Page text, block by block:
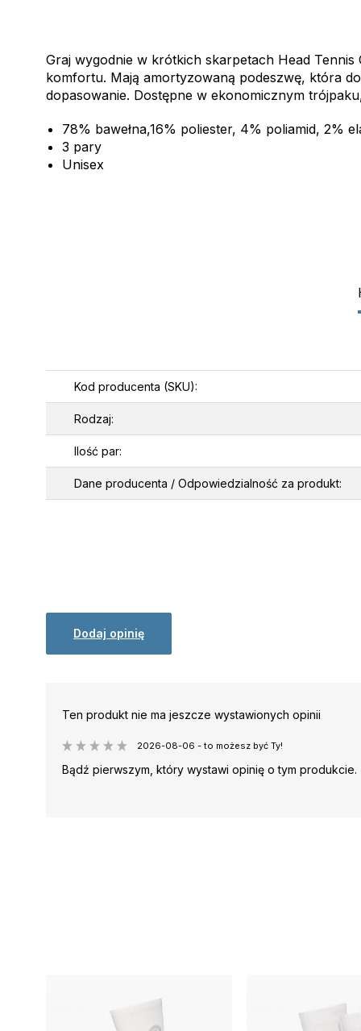
Graj wygodnie w krótkich skarpetach Head
komfortu. Mają amortyzowaną podeszwę, która
dopasowanie. Dostępne w ekonomicznym
78% bawełna,16% poliester, 4% poliamid, 2%
3 pary
Unisex
Kod producenta (SKU):
Rodzaj:
Ilość par:
Dane producenta / Odpowiedzialność za produkt:
Dodaj opinię
Ten produkt nie ma jeszcze wystawionych opinii
2026-08-06 - to możesz być Ty!
Bądź pierwszym, który wystawi opinię o tym produkcie.